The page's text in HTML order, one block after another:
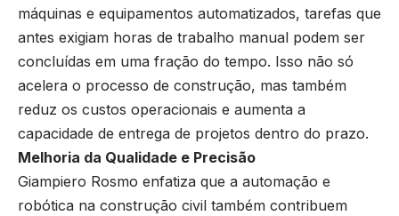
máquinas e equipamentos automatizados, tarefas que
antes exigiam horas de trabalho manual podem ser
concluídas em uma fração do tempo. Isso não só
acelera o processo de construção, mas também
reduz os custos operacionais e aumenta a
capacidade de entrega de projetos dentro do prazo.
Melhoria da Qualidade e Precisão
Giampiero Rosmo enfatiza que a automação e
robótica na construção civil também contribuem